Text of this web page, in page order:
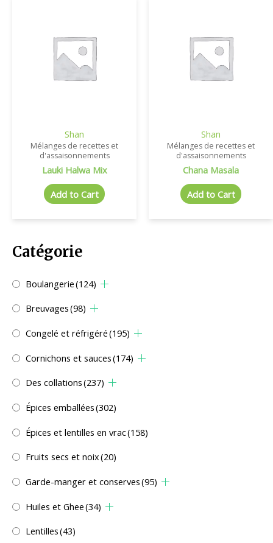
Catégorie
Boulangerie(124)
Breuvages(98)
Congelé et réfrigéré(195)
Cornichons et sauces(174)
Des collations(237)
Épices emballées(302)
Épices et lentilles en vrac(158)
Fruits secs et noix(20)
Garde-manger et conserves(95)
Huiles et Ghee(34)
Lentilles(43)
Shan
Mélanges de recettes et
d'assaisonnements
Lauki Halwa Mix
Add to Cart
Shan
Mélanges de recettes et
d'assaisonnements
Chana Masala
Add to Cart